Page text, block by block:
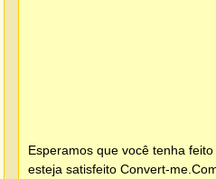
Esperamos que você tenha
esteja satisfeito Convert-